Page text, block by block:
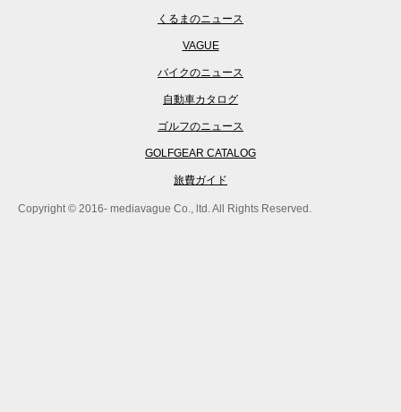
くるまのニュース
VAGUE
バイクのニュース
自動車カタログ
ゴルフのニュース
GOLFGEAR CATALOG
旅費ガイド
Copyright © 2016- mediavague Co., ltd. All Rights Reserved.